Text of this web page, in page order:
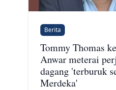
Berita
Tommy Thomas
Anwar meterai
dagang 'terburuk
Merdeka'